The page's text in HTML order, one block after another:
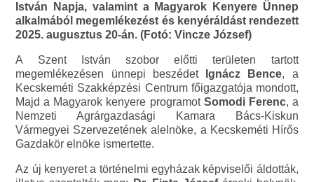
István Napja, valamint a Magyarok Kenyere Ünnep
alkalmából megemlékezést és kenyéráldást rendezett
2025. augusztus 20-án. (Fotó: Vincze József)
A Szent István szobor előtti területen tartott
megemlékezésen ünnepi beszédetIgnácz Bence, a
Kecskeméti Szakképzési Centrum főigazgatója mondott,
Majd a Magyarok kenyere programot Somodi Ferenc, a
Nemzeti Agrárgazdasági Kamara Bács-Kiskun
Vármegyei Szervezetének alelnöke, a Kecskeméti Hírős
Gazdakör elnöke ismertette.
Az új kenyeret a történelmi egyházak képviselői áldották,